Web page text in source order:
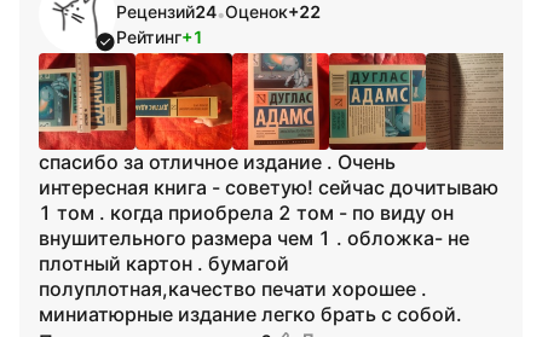
Рецензий24•Оценок+22
Рейтинг+1
спасибо за отличное издание . Очень
интересная книга - советую! сейчас дочитываю
1 том . когда приобрела 2 том - по виду он
внушительного размера чем 1 . обложка- не
плотный картон . бумагой
полуплотная,качество печати хорошее .
миниатюрные издание легко брать с собой.